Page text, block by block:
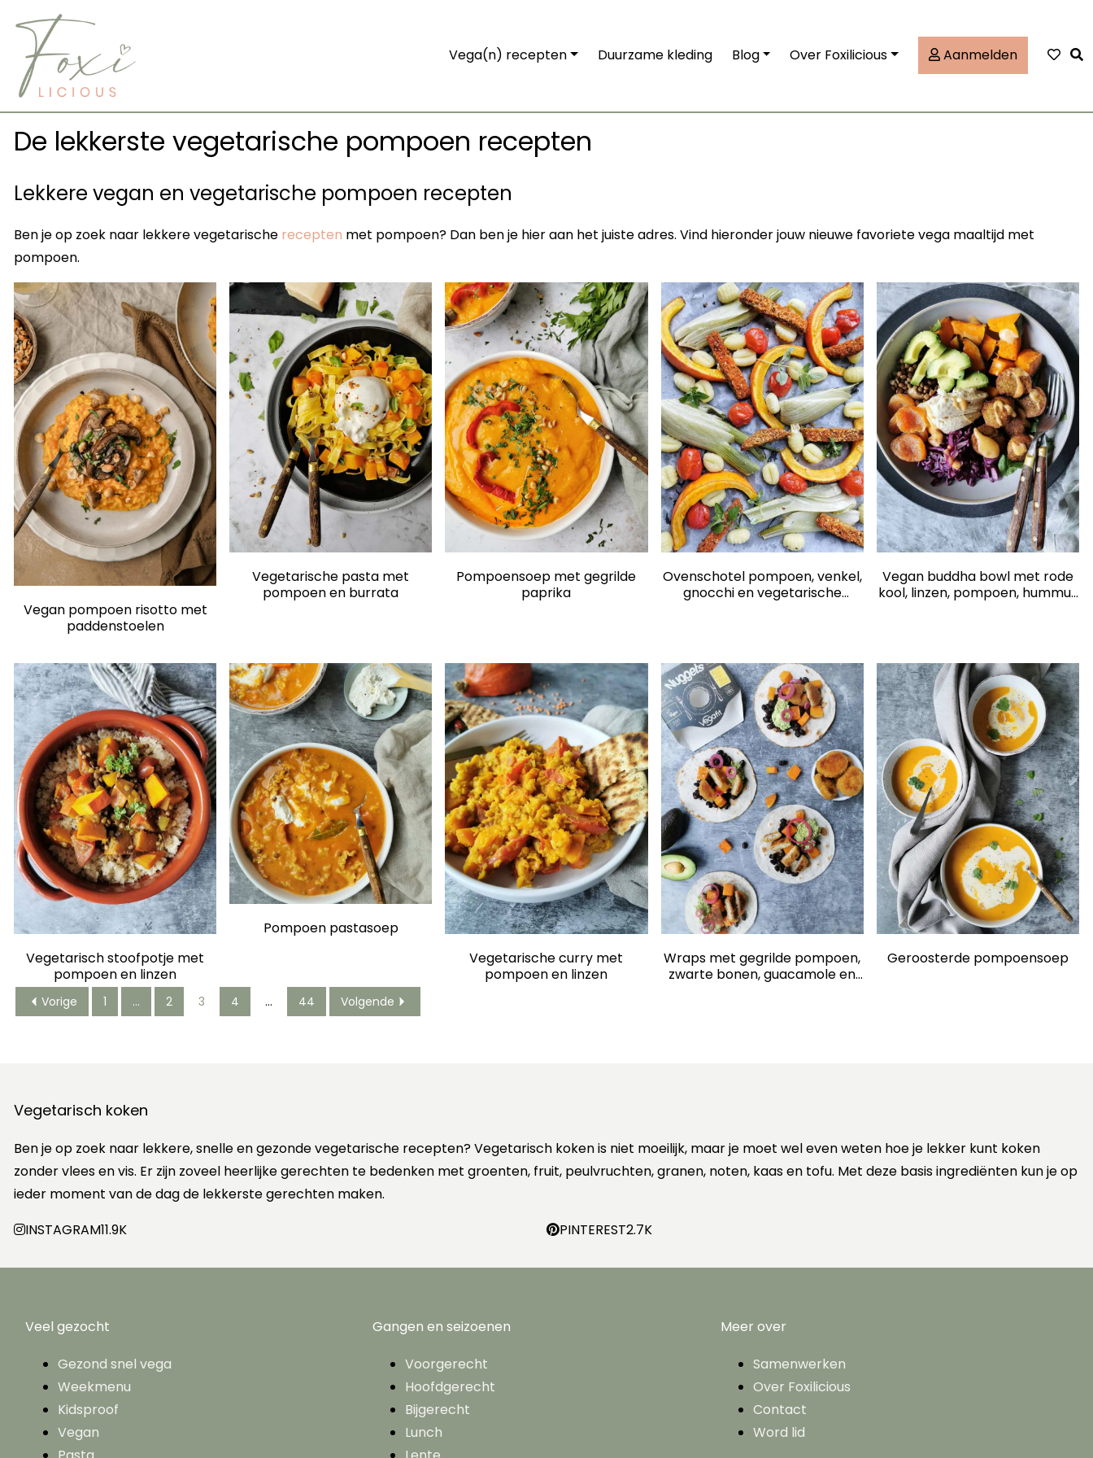
content
Vega(n) recepten Duurzame kleding Blog Over Foxilicious Aanmelden
De lekkerste vegetarische pompoen recepten
Lekkere vegan en vegetarische pompoen recepten
Ben je op zoek naar lekkere vegetarische recepten met pompoen? Dan ben je hier aan het juiste adres. Vind hieronder jouw nieuwe favoriete vega maaltijd met
pompoen.
Vegan pompoen risotto met
paddenstoelen
Vegetarische pasta met
pompoen en burrata
Pompoensoep met gegrilde
paprika
Ovenschotel pompoen, venkel,
gnocchi en vegetarische
Vegan buddha bowl met rode
kool, linzen, pompoen, hummus
Vegetarisch stoofpotje met
pompoen en linzen
Pompoen pastasoep
Vegetarische curry met
pompoen en linzen
Wraps met gegrilde pompoen,
zwarte bonen, guacamole en
Geroosterde pompoensoep
Vorige 1 … 2 3 4 … 44 Volgende
Vegetarisch koken
Ben je op zoek naar lekkere, snelle en gezonde vegetarische recepten? Vegetarisch koken is niet moeilijk, maar je moet wel even weten hoe je lekker kunt koken
zonder vlees en vis. Er zijn zoveel heerlijke gerechten te bedenken met groenten, fruit, peulvruchten, granen, noten, kaas en tofu. Met deze basis ingrediënten kun je op
ieder moment van de dag de lekkerste gerechten maken.
INSTAGRAM11.9K PINTEREST2.7K
Veel gezocht
Gezond snel vega
Weekmenu
Kidsproof
Vegan
Gangen en seizoenen
Voorgerecht
Hoofdgerecht
Bijgerecht
Lunch
Meer over
Samenwerken
Over Foxilicious
Contact
Word lid